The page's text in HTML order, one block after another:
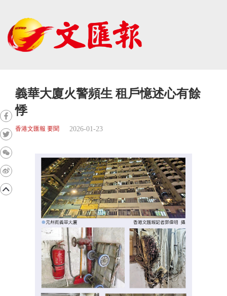
義華大廈火警頻生 租戶憶述心有餘
悸
香港文匯報 要聞 2026-01-23